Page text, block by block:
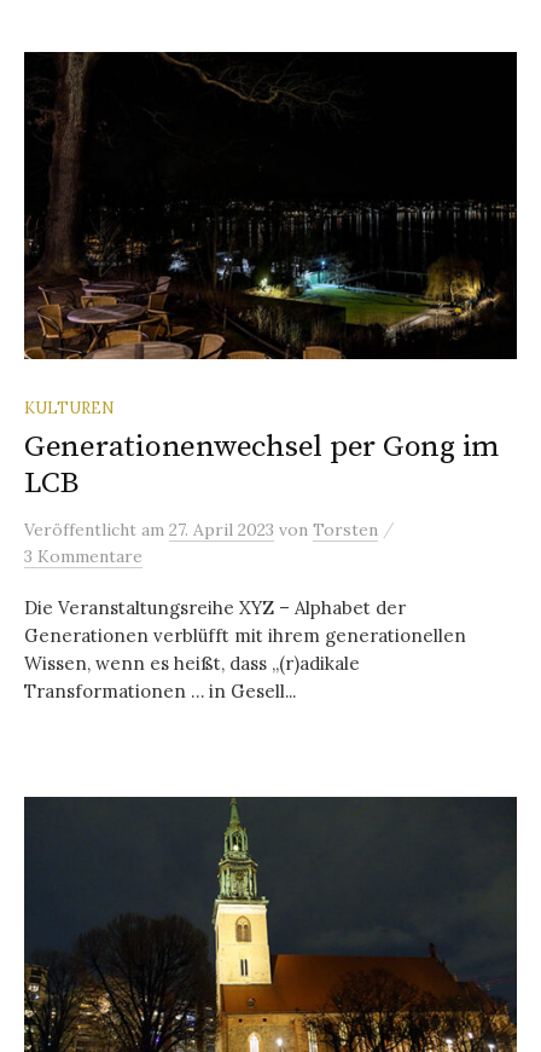
KULTUREN
Generationenwechsel per Gong im
LCB
Veröffentlicht am 27. April 2023 von Torsten /
3 Kommentare
Die Veranstaltungsreihe XYZ – Alphabet der
Generationen verblüfft mit ihrem generationellen
Wissen, wenn es heißt, dass „(r)adikale
Transformationen … in Gesell...